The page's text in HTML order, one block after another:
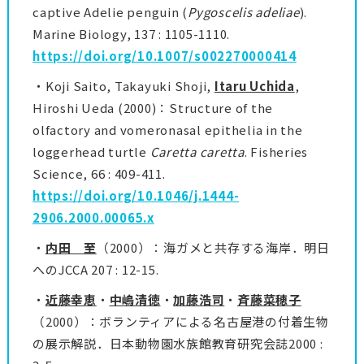
captive Adelie penguin (Pygoscelis adeliae).
Marine Biology, 137 : 1105-1110.
https://doi.org/10.1007/s002270000414
・Koji Saito, Takayuki Shoji, Itaru Uchida,
Hiroshi Ueda (2000)：Structure of the
olfactory and vomeronasal epithelia in the
loggerhead turtle Caretta caretta. Fisheries
Science, 66 : 409-411.
https://doi.org/10.1046/j.1444-
2906.2000.00065.x
・ 内田 至 （2000）：海ガメと共存する海岸．明日
へのJCCA 207 : 12-15.
・ 近藤幸恵 ・ 中嶋清徳 ・加藤浩司 ・ 斉藤菜穂子
（2000）：ボランティアによる名古屋港の付着生物
の展示解説．日本動物園水族館教育研究会誌2000 :